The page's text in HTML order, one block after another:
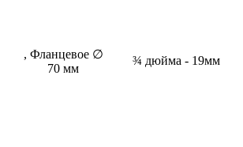
, Фланцевое ∅
70 мм
¾ дюйма - 19мм